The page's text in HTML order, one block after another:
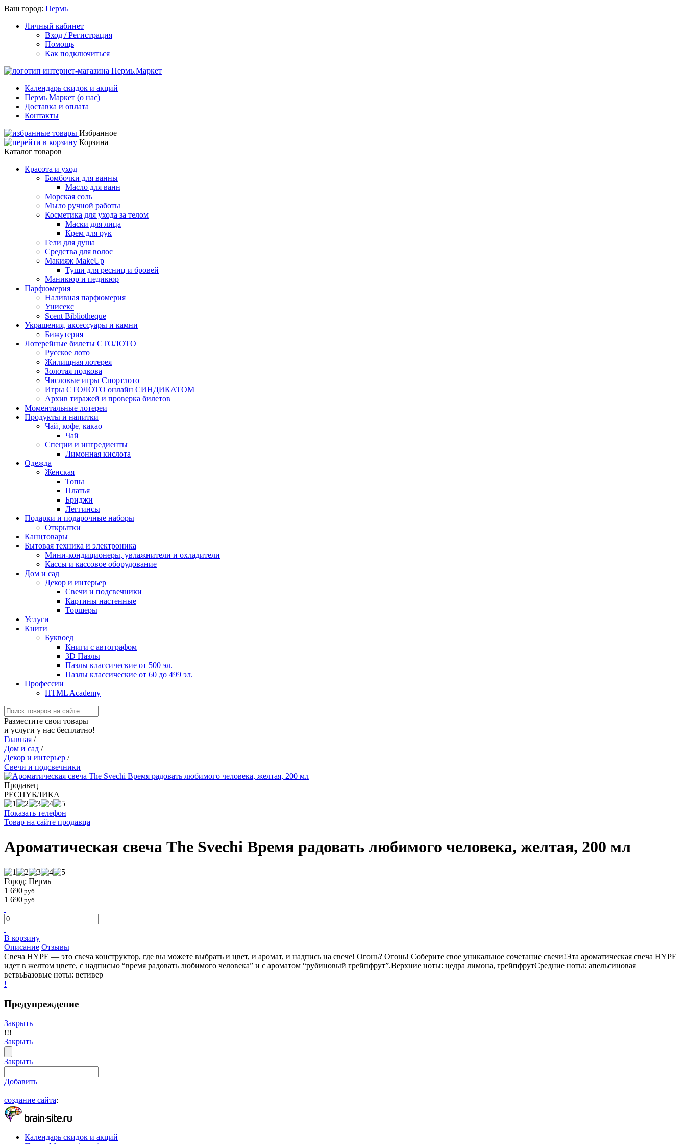
Ваш город: Пермь
Личный кабинет
Вход / Регистрация
Помощь
Как подключиться
Календарь скидок и акций
Пермь Маркет (о нас)
Доставка и оплата
Контакты
Избранное
Корзина
Каталог товаров
Красота и уход
Бомбочки для ванны
Масло для ванн
Морская соль
Мыло ручной работы
Косметика для ухода за телом
Маски для лица
Крем для рук
Гели для душа
Средства для волос
Макияж MakeUp
Туши для ресниц и бровей
Маникюр и педикюр
Парфюмерия
Наливная парфюмерия
Унисекс
Scent Bibliotheque
Украшения, аксессуары и камни
Бижутерия
Лотерейные билеты СТОЛОТО
Русское лото
Жилищная лотерея
Золотая подкова
Числовые игры Спортлото
Игры СТОЛОТО онлайн СИНДИКАТОМ
Архив тиражей и проверка билетов
Моментальные лотереи
Продукты и напитки
Чай, кофе, какао
Чай
Специи и ингредиенты
Лимонная кислота
Одежда
Женская
Топы
Платья
Бриджи
Леггинсы
Подарки и подарочные наборы
Открытки
Канцтовары
Бытовая техника и электроника
Мини-кондиционеры, увлажнители и охладители
Кассы и кассовое оборудование
Дом и сад
Декор и интерьер
Свечи и подсвечники
Картины настенные
Торшеры
Услуги
Книги
Буквоед
Книги с автографом
3D Пазлы
Пазлы классические от 500 эл.
Пазлы классические от 60 до 499 эл.
Профессии
HTML Academy
Разместите свои товары
и услуги у нас бесплатно!
Главная /
Дом и сад /
Декор и интерьер /
Свечи и подсвечники
Продавец
РЕСПYБЛИКА
Показать телефон
Товар на сайте продавца
Ароматическая свеча The Svechi Время радовать любимого человека, желтая, 200 мл
Город: Пермь
1 690 руб
1 690 руб
В корзину
Описание Отзывы
Свеча HYPE — это свеча конструктор, где вы можете выбрать и цвет, и аромат, и надпись на свече! Огонь? Огонь! Соберите свое уникальное сочетание свечи!Эта ароматическая свеча HYPE
идет в желтом цвете, с надписью “время радовать любимого человека” и с ароматом “рубиновый грейпфрут”.Верхние ноты: цедра лимона, грейпфрутСредние ноты: апельсиновая
ветвьБазовые ноты: ветивер
!
Предупреждение
Закрыть
!!!
Закрыть
Закрыть
Добавить
создание сайта:
Календарь скидок и акций